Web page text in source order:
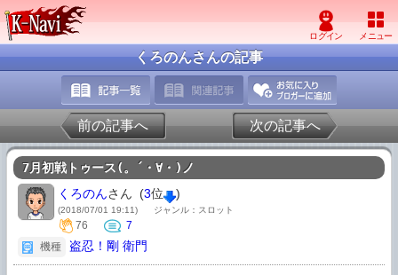
くろのんさんの記事
前の記事へ 次の記事へ
7月初戦トゥース(。´・∀・)ノ
くろのんさん (3位 )
(2018/07/01 19:11) ジャンル：スロット
76
7
機種
盗忍！剛 衛門